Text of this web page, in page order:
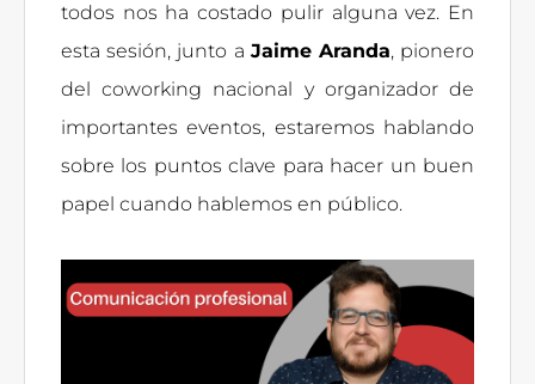
todos nos ha costado pulir alguna vez. En
esta sesión, junto a Jaime Aranda, pionero
del coworking nacional y organizador de
importantes eventos, estaremos hablando
sobre los puntos clave para hacer un buen
papel cuando hablemos en público.